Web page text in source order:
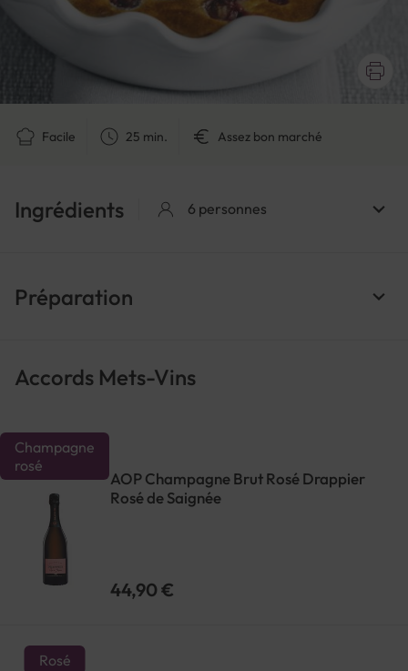
Facile 25 min. Assez bon marché
Ingrédients 6 personnes
Préparation
Accords Mets-Vins
Champagne
rosé
AOP Champagne Brut Rosé Drappier
Rosé de Saignée
44,90 €
Rosé